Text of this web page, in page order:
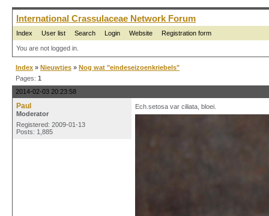
International Crassulaceae Network Forum
Index User list Search Login Website Registration form
You are not logged in.
Index » Nieuwtjes » Nog wat "eindeseizoenkriebels"
Pages: 1
2014-02-03 20:23:58
Paul
Moderator
Registered: 2009-01-13
Posts: 1,885
Ech.setosa var ciliata, bloei.